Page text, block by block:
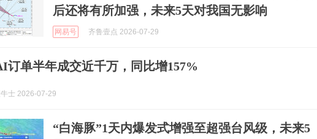
后还将有所加强，未来5天对我国无影响
网易号 齐鲁壹点 2026-07-29
订单半年成交近千万，同比增157%
士 2026-07-29
“白海豚”1天内爆发式增强至超强台风级，未来5